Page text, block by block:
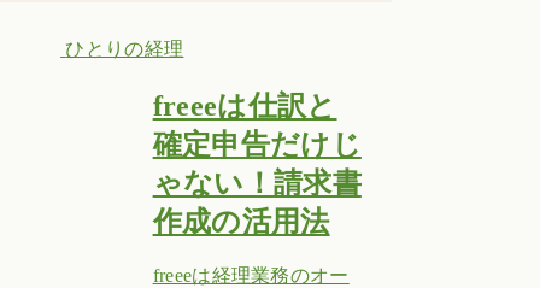
ひとりの経理
freeeは仕訳と
確定申告だけじ
ゃない！請求書
作成の活用法
freeeは経理業務のオー